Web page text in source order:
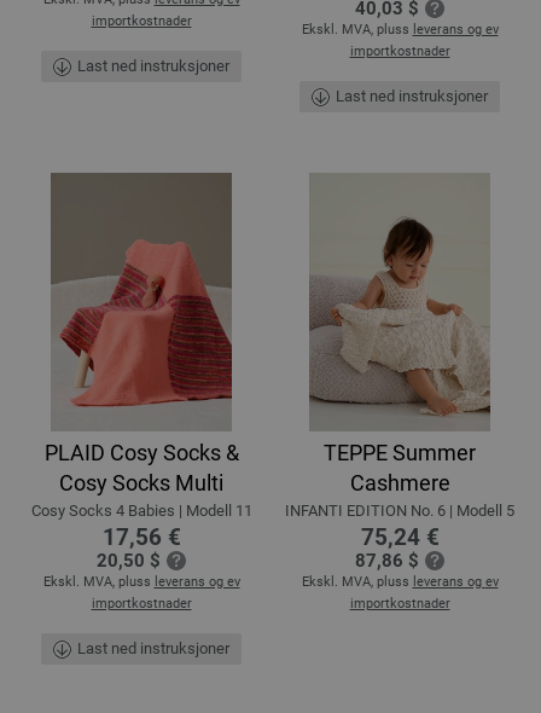
importkostnader
Last ned instruksjoner
40,03 $
Ekskl. MVA, pluss leverans og ev
importkostnader
Last ned instruksjoner
PLAID Cosy Socks &
Cosy Socks Multi
Cosy Socks 4 Babies | Modell 11
17,56 €
20,50 $
Ekskl. MVA, pluss leverans og ev
importkostnader
Last ned instruksjoner
TEPPE Summer
Cashmere
INFANTI EDITION No. 6 | Modell 5
75,24 €
87,86 $
Ekskl. MVA, pluss leverans og ev
importkostnader